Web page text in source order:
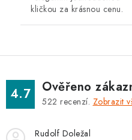
kličkou za krásnou cenu.
4.7 Ověřeno
522 recenzí. Zobrazit
Rudolf Doležal